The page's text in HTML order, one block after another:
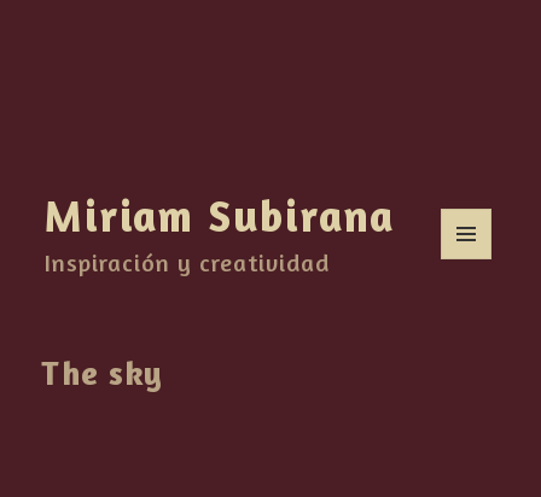
Miriam Subirana
Inspiración y creatividad
The sky